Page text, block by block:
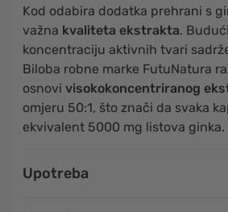
Kod odabira dodatka prehrani s
važna kvaliteta ekstrakta.
koncentraciju aktivnih tvari
Biloba robne marke FutuNatura
osnovi visokokoncentriranog
omjeru 50:1, što znači da svaka
ekvivalent 5000 mg listova ginka.
Upotreba